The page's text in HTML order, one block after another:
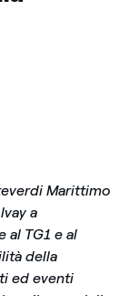
Marittimo
a
TG1 e al
della
ed eventi